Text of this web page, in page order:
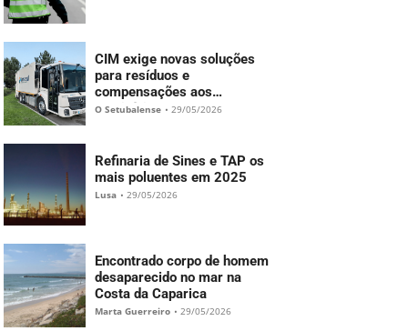
CIM exige novas soluções
para resíduos e
compensações aos
municípios
O Setubalense • 29/05/2026
Refinaria de Sines e TAP os
mais poluentes em 2025
Lusa • 29/05/2026
Encontrado corpo de homem
desaparecido no mar na
Costa da Caparica
Marta Guerreiro • 29/05/2026